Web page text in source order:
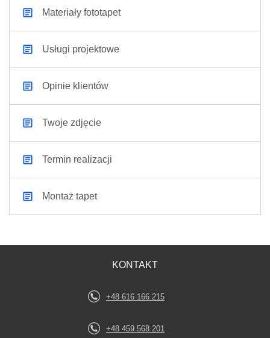
Materiały fototapet
Usługi projektowe
Opinie klientów
Twoje zdjęcie
Termin realizacji
Montaż tapet
KONTAKT
+48 616 166 215
+48 459 568 201